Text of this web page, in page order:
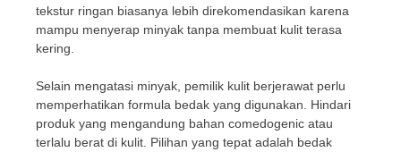
tekstur ringan biasanya lebih direkomendasikan karena
mampu menyerap minyak tanpa membuat kulit terasa
kering.
Selain mengatasi minyak, pemilik kulit berjerawat perlu
memperhatikan formula bedak yang digunakan. Hindari
produk yang mengandung bahan comedogenic atau
terlalu berat di kulit. Pilihan yang tepat adalah bedak